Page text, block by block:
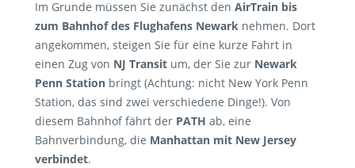
Im Grunde müssen Sie zunächst den AirTrain bis
zum Bahnhof des Flughafens Newark nehmen. Dort
angekommen, steigen Sie für eine kurze Fahrt in
einen Zug von NJ Transit um, der Sie zur Newark
Penn Station bringt (Achtung: nicht New York Penn
Station, das sind zwei verschiedene Dinge!). Von
diesem Bahnhof fährt der PATH ab, eine
Bahnverbindung, die Manhattan mit New Jersey
verbindet.